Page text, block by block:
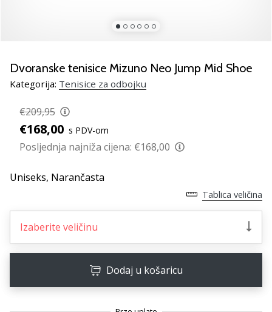
odbojku!
Pogledajte
naš
odaberite
obuću,
odjeću
opremu
marki
na
tržištu.
•
Dvoranske tenisice Mizuno Neo Jump Mid Shoe
Kategorija: Tenisice za odbojku
€209,95
€168,00 s PDV-om
Posljednja najniža cijena: €168,00
Uniseks, Narančasta
Tablica veličina
Izaberite veličinu
Dodaj u košaricu